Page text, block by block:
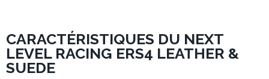
CARACTÉRISTIQUES DU NEXT
LEVEL RACING ERS4 LEATHER &
SUEDE